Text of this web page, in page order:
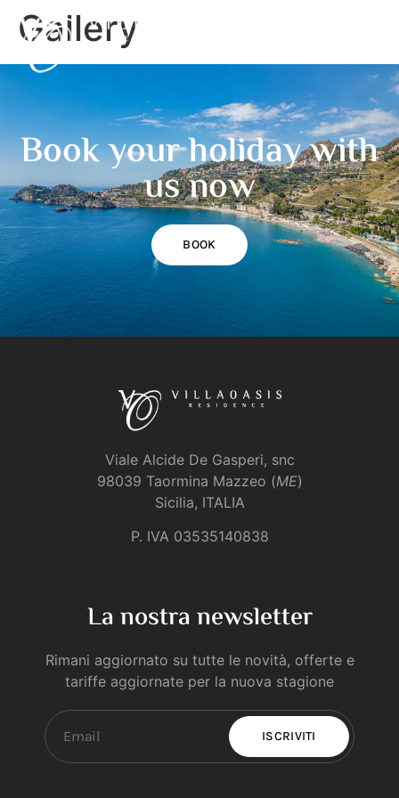
Gallery
Book your holiday with
us now
BOOK
Viale Alcide De Gasperi, snc
98039 Taormina Mazzeo (ME)
Sicilia, ITALIA
P. IVA 03535140838
La nostra newsletter
Rimani aggiornato su tutte le novità, offerte e
tariffe aggiornate per la nuova stagione
ISCRIVITI